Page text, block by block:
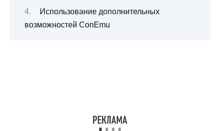
Использование дополнительных
возможностей ConEmu